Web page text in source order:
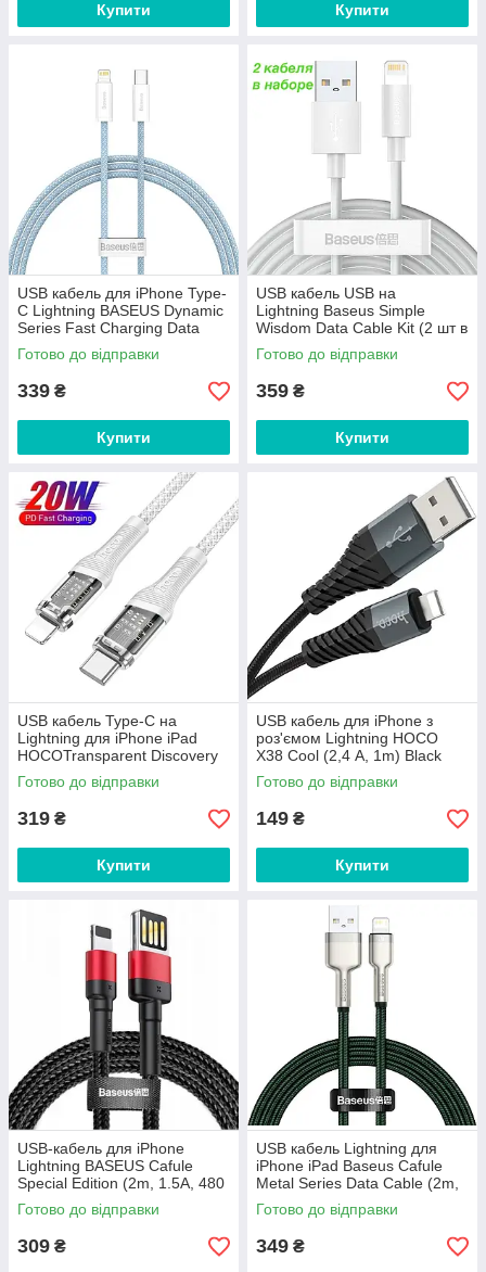
Купити Купити
USB кабель для iPhone Type-
C Lightning BASEUS Dynamic
Series Fast Charging Data
Cable (1m, 20W). Blue
Готово до відправки
339 ₴
Купити
USB кабель USB на
Lightning Baseus Simple
Wisdom Data Cable Kit (2 шт в
наборі,1.5m, 2.4A). White
Готово до відправки
359 ₴
Купити
USB кабель Type-C на
Lightning для iPhone iPad
HOCOTransparent Discovery
Edition (1.2m, 20W, PD). White
Готово до відправки
319 ₴
Купити
USB кабель для iPhone з
роз'ємом Lightning HOCO
X38 Cool (2,4 А, 1m) Black
Готово до відправки
149 ₴
Купити
USB-кабель для iPhone
Lightning BASEUS Cafule
Special Edition (2m, 1.5A, 480
Mbps). Black-Red
Готово до відправки
309 ₴
USB кабель Lightning для
iPhone iPad Baseus Cafule
Metal Series Data Cable (2m,
2.4A, 480 Mbps). Green
Готово до відправки
349 ₴